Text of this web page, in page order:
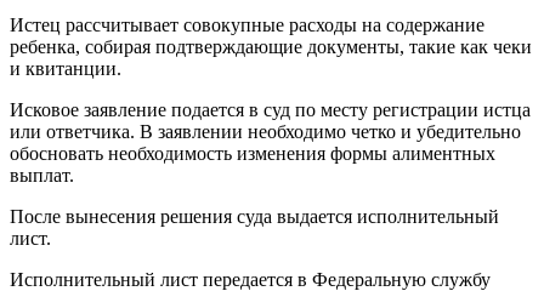
Истец рассчитывает совокупные расходы на содержание
ребенка, собирая подтверждающие документы, такие как чеки
и квитанции.
Исковое заявление подается в суд по месту регистрации истца
или ответчика. В заявлении необходимо четко и убедительно
обосновать необходимость изменения формы алиментных
выплат.
После вынесения решения суда выдается исполнительный
лист.
Исполнительный лист передается в Федеральную службу